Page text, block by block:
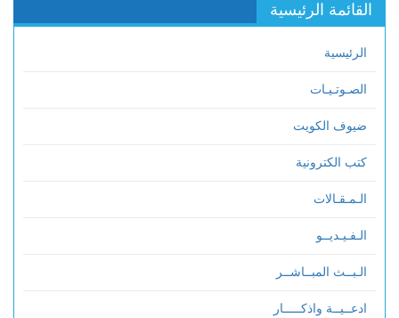
القائمة الرئيسية
الرئيسية
الصـوتـيـات
ضيوف الكويت
كتب الكترونية
الـمـقـالات
الـفـيـديــو
الـبــث المبــاشــر
ادعــيــة واذكـــــار